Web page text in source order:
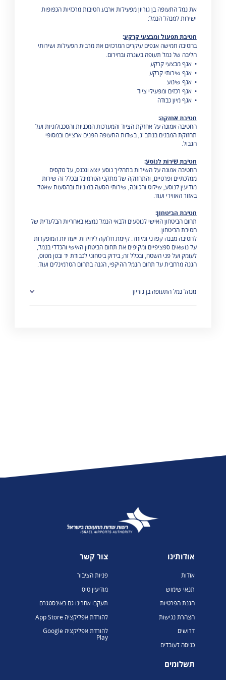
את נמל התעופה בן גוריון מפעילות ארבע חטיבות מרכזיות הכפופות
ישירות למנהל הנמל:
חטיבת תפעול ומבצעי קרקע:
בחטיבה חמישה אגפים עיקרים המרכזים את מרבית הפעילות ושירותי
הליבה של נמל תעופה בשגרה ובחירום.
• אגף מבצעי קרקע
• אגף שירותי קרקע
• אגף שינוע
• אגף רכזים ומפעילי ציוד
• אגף מיון כבודה
חטיבת אחזקה:
החטיבה אמונה על אחזקת הציוד והמערכות המכניות והטכנולוגיות ועל
תחזוקת המבנים בנתב"ג, בשדות התעופה הפנים ארציים ובמסופי
הגבול.
חטיבת שירות לנוסע:
החטיבה אמונה על השירות בתהליך נוסע יוצא ונכנס, על טקסים
ממלכתיים ופרטיים, והתחזוקה של מתקני הטרמינל ובכלל זה שירות
מודיעין לנוסע, שילוט והכוונה, שירותי הסעה במוניות ובהסעות שאטל
באזור האווירי ועוד.
חטיבת הביטחון:
תחום הביטחון האישי לנוסעים ולבאי הנמל נמצא באחריות הבלעדית של
חטיבת הביטחון.
לחטיבה מבנה קפדני ומיוחד. קיימת חלוקה ליחידות ייעודיות המופקדות
על נושאים ספציפיים ומקיפים את תחום הביטחון האישי והכללי בנמל,
לעומק ועל פני השטח, ובכלל זה; בידוק ביטחוני לכבודת יד ובטן מטוס,
הגנה מרחבית על תחום הנמל ההיקפי, הגנה בתחום הטרמינלים ועוד.
מנהל נמל התעופה בן גוריון
אודותינו
אודות
תנאי שימוש
הגנת הפרטיות
הצהרת נגישות
דרושים
כניסה לעובדים
תשלומים
צור קשר
פניות הציבור
מודיעין טיס
תעקבו אחרינו גם באינסטגרם
להורדת אפליקציה App Store
להורדת אפליקציה Google
Play